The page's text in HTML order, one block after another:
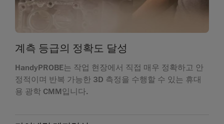
계측 등급의 정확도 달성
HandyPROBE는 작업 현장에서 직접 매우 정확하고 안
정적이며 반복 가능한 3D 측정을 수행할 수 있는 휴대
용 광학 CMM입니다.